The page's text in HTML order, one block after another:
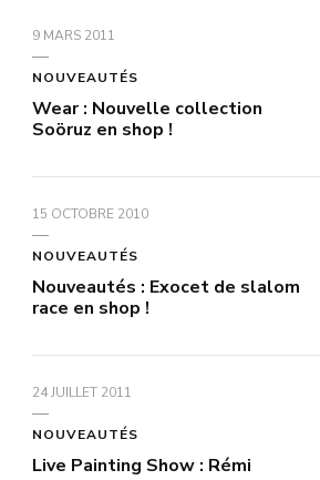
9 MARS 2011
NOUVEAUTÉS
Wear : Nouvelle collection
Soöruz en shop !
15 OCTOBRE 2010
NOUVEAUTÉS
Nouveautés : Exocet de slalom
race en shop !
24 JUILLET 2011
NOUVEAUTÉS
Live Painting Show : Rémi